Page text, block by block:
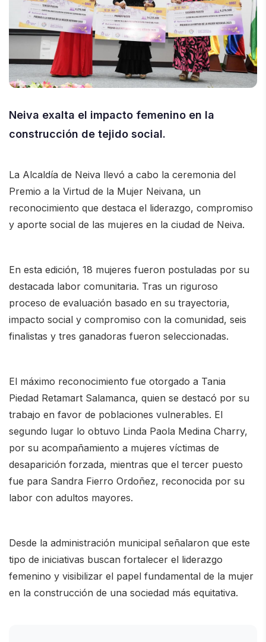
Neiva exalta el impacto femenino en la
construcción de tejido social.
La Alcaldía de Neiva llevó a cabo la ceremonia del
Premio a la Virtud de la Mujer Neivana, un
reconocimiento que destaca el liderazgo, compromiso
y aporte social de las mujeres en la ciudad de Neiva.
En esta edición, 18 mujeres fueron postuladas por su
destacada labor comunitaria. Tras un riguroso
proceso de evaluación basado en su trayectoria,
impacto social y compromiso con la comunidad, seis
finalistas y tres ganadoras fueron seleccionadas.
El máximo reconocimiento fue otorgado a Tania
Piedad Retamart Salamanca, quien se destacó por su
trabajo en favor de poblaciones vulnerables. El
segundo lugar lo obtuvo Linda Paola Medina Charry,
por su acompañamiento a mujeres víctimas de
desaparición forzada, mientras que el tercer puesto
fue para Sandra Fierro Ordoñez, reconocida por su
labor con adultos mayores.
Desde la administración municipal señalaron que este
tipo de iniciativas buscan fortalecer el liderazgo
femenino y visibilizar el papel fundamental de la mujer
en la construcción de una sociedad más equitativa.